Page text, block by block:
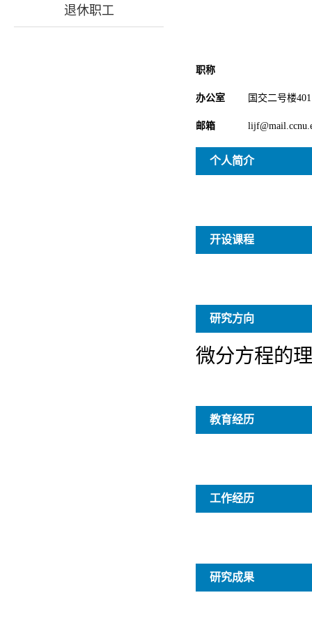
退休职工
职称
办公室 国交二号楼401
邮箱
个人简介
开设课程
研究方向
教育经历
工作经历
研究成果